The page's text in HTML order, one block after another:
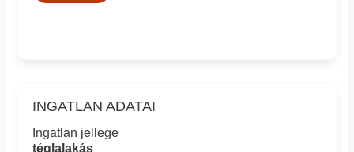
INGATLAN ADATAI
Ingatlan jellege
téglalakás